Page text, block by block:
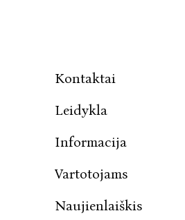
Kontaktai
Leidykla
Informacija
Vartotojams
Naujienlaiškis